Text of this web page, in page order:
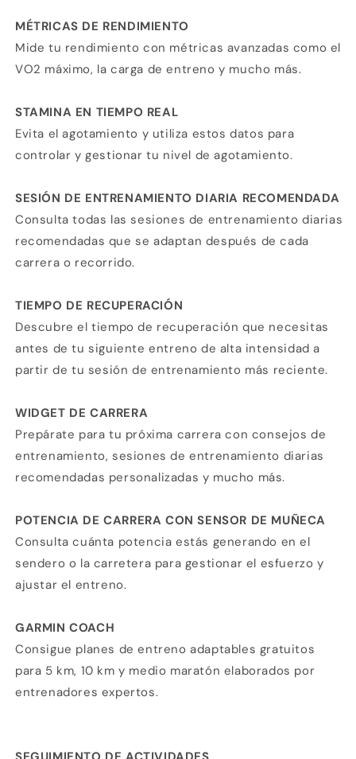
MÉTRICAS DE RENDIMIENTO
Mide tu rendimiento con métricas avanzadas como el
VO2 máximo, la carga de entreno y mucho más.
STAMINA EN TIEMPO REAL
Evita el agotamiento y utiliza estos datos para
controlar y gestionar tu nivel de agotamiento.
SESIÓN DE ENTRENAMIENTO DIARIA RECOMENDADA
Consulta todas las sesiones de entrenamiento diarias
recomendadas que se adaptan después de cada
carrera o recorrido.
TIEMPO DE RECUPERACIÓN
Descubre el tiempo de recuperación que necesitas
antes de tu siguiente entreno de alta intensidad a
partir de tu sesión de entrenamiento más reciente.
WIDGET DE CARRERA
Prepárate para tu próxima carrera con consejos de
entrenamiento, sesiones de entrenamiento diarias
recomendadas personalizadas y mucho más.
POTENCIA DE CARRERA CON SENSOR DE MUÑECA
Consulta cuánta potencia estás generando en el
sendero o la carretera para gestionar el esfuerzo y
ajustar el entreno.
GARMIN COACH
Consigue planes de entreno adaptables gratuitos
para 5 km, 10 km y medio maratón elaborados por
entrenadores expertos.
Compra ahora y paga a meses